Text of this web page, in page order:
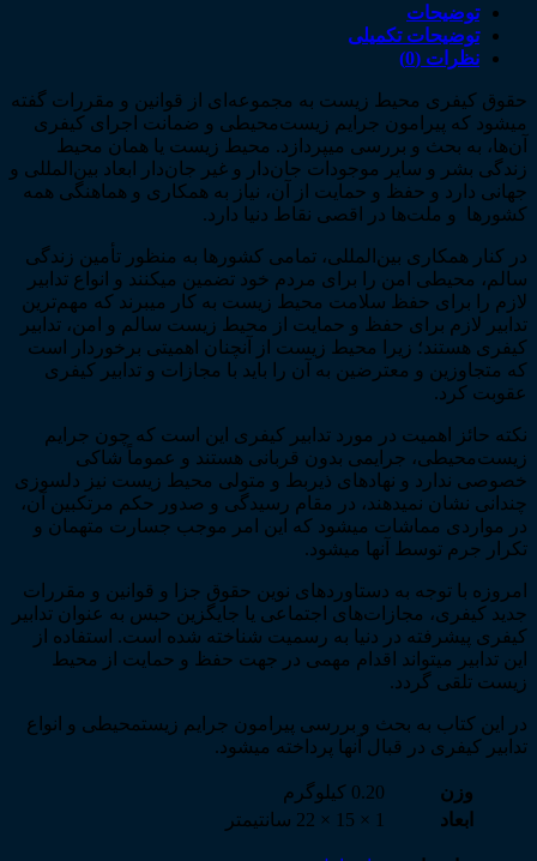
توضیحات
توضیحات تکمیلی
نظرات (0)
حقوق کیفری محیط زیست به مجموعه­‌ای از قوانین و مقررات گفته
می­شود که پیرامون جرایم زیست­‌محیطی و ضمانت اجرای کیفری
آن‌­ها، به بحث و بررسی می­پردازد. محیط زیست یا همان محیط
زندگی بشر و سایر موجودات جان‌دار و غیر جان‌دار ابعاد بین‌­المللی و
جهانی دارد و حفظ و حمایت از آن، نیاز به همکاری و هماهنگی همه
کشورها و ملت‌­ها در اقصی نقاط دنیا دارد.
در کنار همکاری بین‌­المللی، تمامی کشورها به منظور تأمین زندگی
سالم، محیطی امن را برای مردم خود تضمین می­کنند و انواع تدابیر
لازم را برای حفظ سلامت محیط زیست به کار می­برند که مهم‌­ترین
تدابیر لازم برای حفظ و حمایت از محیط زیست سالم و امن، تدابیر
کیفری هستند؛ زیرا محیط زیست از آن­چنان اهمیتی برخوردار است
که متجاوزین و معترضین به آن را باید با مجازات و تدابیر کیفری
عقوبت کرد.
نکته حائز اهمیت در مورد تدابیر کیفری این است که چون جرایم
زیست‌­محیطی، جرایمی بدون قربانی هستند و عموماً شاکی
خصوصی ندارد و نهادهای ذی­ربط و متولی محیط زیست نیز دلسوزی
چندانی نشان نمی­دهند، در مقام رسیدگی و صدور حکم مرتکبین آن،
در مواردی مماشات می­شود که این امر موجب جسارت متهمان و
تکرار جرم توسط آن­ها می­شود.
امروزه با توجه به دستاوردهای نوین حقوق جزا و قوانین و مقررات
جدید کیفری، مجازات­‌های اجتماعی یا جایگزین حبس به عنوان تدابیر
کیفری پیشرفته در دنیا به رسمیت شناخته شده است. استفاده از
این تدابیر می­تواند اقدام مهمی در جهت حفظ و حمایت از محیط
زیست تلقی گردد.
در این کتاب به بحث و بررسی پیرامون جرایم زیست­محیطی و انواع
تدابیر کیفری در قبال آن­ها پرداخته می­شود.
وزن
0.20 کیلوگرم
ابعاد
1 × 15 × 22 سانتیمتر